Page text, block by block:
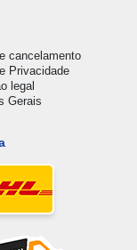
cancelamento
Privacidade
legal
Gerais